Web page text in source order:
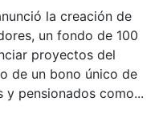
la creación de
un fondo de 100
proyectos del
de un bono único de
y pensionados como...